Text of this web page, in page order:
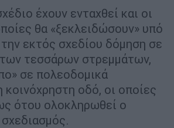
έχουν ενταχθεί και οι
θα «ξεκλειδώσουν» υπό
την εκτός σχεδίου δόμηση σε
τεσσάρων στρεμμάτων,
σε πολεοδομικά
κοινόχρηστη οδό, οι οποίες
ότου ολοκληρωθεί ο